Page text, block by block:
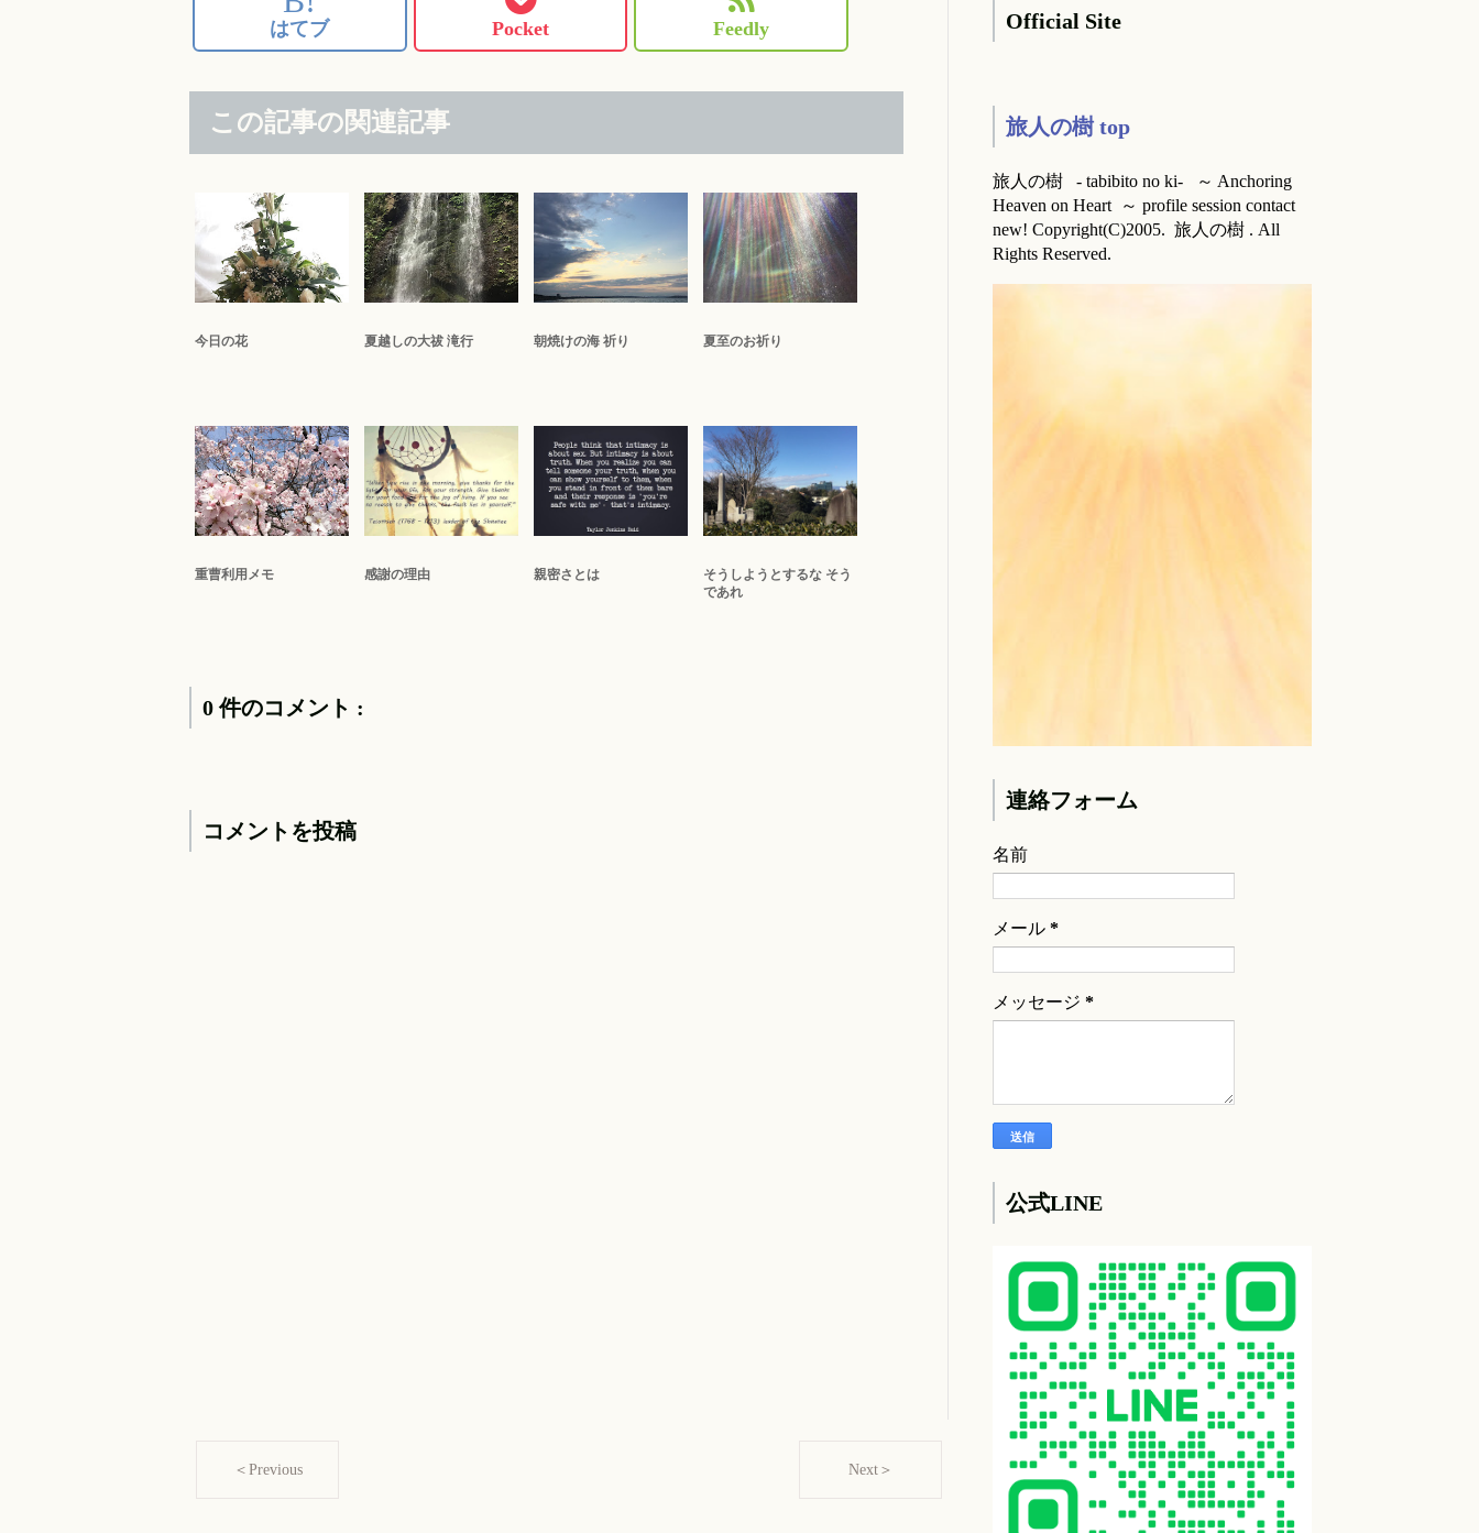
はてブ Pocket Feedly
この記事の関連記事
今日の花 夏越しの大祓 滝行 朝焼けの海 祈り 夏至のお祈り
重曹利用メモ 感謝の理由 親密さとは
そうしようとするな そう
であれ
0 件のコメント :
コメントを投稿
＜Previous Next＞
Official Site
旅人の樹 top
旅人の樹 - tabibito no ki- ～ Anchoring
Heaven on Heart ～ profile session contact
new! Copyright(C)2005. 旅人の樹 . All
Rights Reserved.
連絡フォーム
名前
メール *
メッセージ *
公式LINE